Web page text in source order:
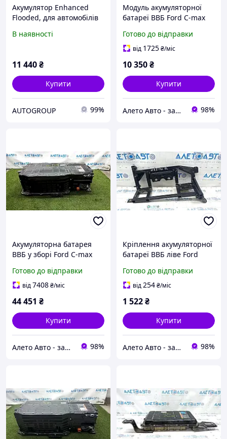
Акумулятор Enhanced
Flooded, для автомобілів
ємність 60Ah - FORD
В наявності
11 440₴
Купити
AUTOGROUP 99%
Модуль акумуляторної
батареї ВВБ Ford C-max
корпусу GM5Z10B759C,
EG9810C694AA
Готово до відправки
від 1725₴/міс
10 350₴
Купити
Алето Авто - запчастини на авто зі США 98%
Акумуляторна батарея
ВВБ у зборі Ford C-max
316 Вольт FM5810B759BF
Готово до відправки
від7408₴/міс
44 451 ₴
Купити
Алето Авто - запчастини на авто зі США 98%
Кріплення акумуляторної
батареї ВВБ ліве Ford
plug-in DG9Z10A666B
Готово до відправки
від254₴/міс
1 522₴
Купити
Алето Авто - запчастини на авто зі США 98%